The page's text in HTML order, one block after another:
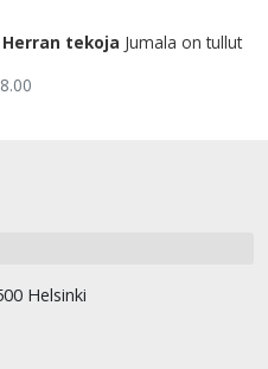
tekoja Jumala on tullut
Helsinki